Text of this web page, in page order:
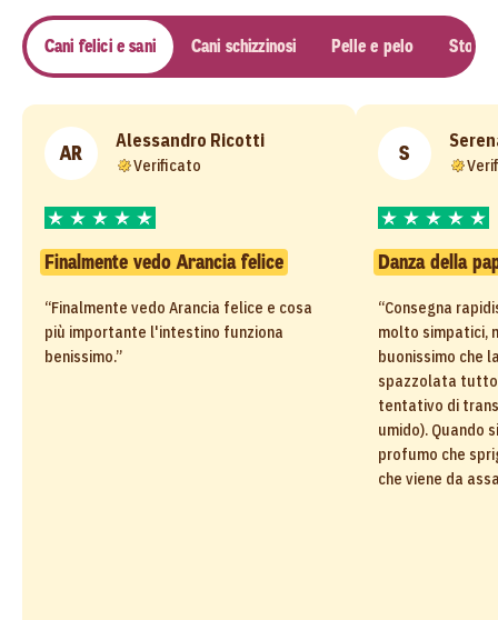
Cani felici e sani Cani schizzinosi Pelle e pelo
AR Alessandro Ricotti
Verificato
Finalmente vedo Arancia felice
“Finalmente vedo Arancia felice e cosa
più importante l'intestino funziona
benissimo.”
S
Danza della
“Consegna
molto simpatici,
buonissimo che
spazzolata tutto
tentativo di
umido). Quando
profumo che
che viene da